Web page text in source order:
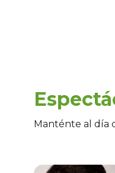
Manténte al día